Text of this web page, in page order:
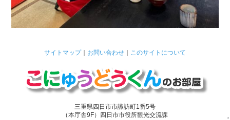
サイトマップ｜ お問い合わせ ｜ このサイトについて
三重県四日市市諏訪町1番5号
（本庁舎9F）四日市市役所観光交流課